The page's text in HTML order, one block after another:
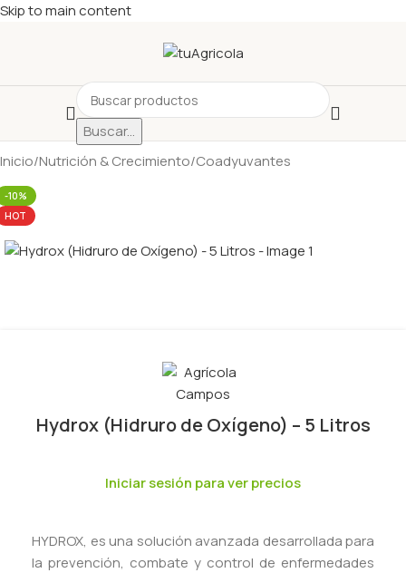
Skip to main content
Buscar...
Inicio/Nutrición & Crecimiento/Coadyuvantes
-10%
HOT
Hydrox (Hidruro de Oxígeno) – 5 Litros
Iniciar sesión para ver precios
HYDROX, es una solución avanzada desarrollada para
la prevención, combate y control de enfermedades